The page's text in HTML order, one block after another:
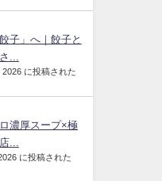
子」へ｜餃子と
...
2026 に投稿された
濃厚スープ×極
...
に投稿された